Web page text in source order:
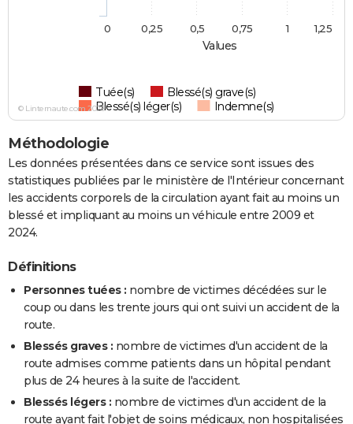
Values
Tuée(s)
Blessé(s) grave(s)
Blessé(s) léger(s)
Indemne(s)
0 1
0,25 0,5 0,75 1,25
© Linternaute.com 2026
Méthodologie
Les données présentées dans ce service sont issues des
statistiques publiées par le ministère de l'Intérieur concernant
les accidents corporels de la circulation ayant fait au moins un
blessé et impliquant au moins un véhicule entre 2009 et
2024.
Définitions
Personnes tuées : nombre de victimes décédées sur le
coup ou dans les trente jours qui ont suivi un accident de la
route.
Blessés graves : nombre de victimes d'un accident de la
route admises comme patients dans un hôpital pendant
plus de 24 heures à la suite de l'accident.
Blessés légers : nombre de victimes d'un accident de la
route ayant fait l'objet de soins médicaux, non hospitalisées